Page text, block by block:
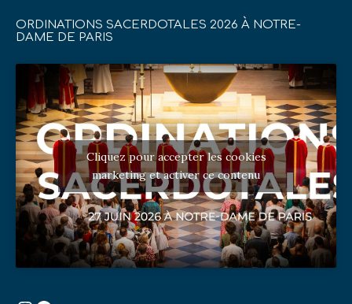
ORDINATIONS SACERDOTALES 2026 À NOTRE-
DAME DE PARIS
Cliquez pour accepter les cookies
marketing et activer ce contenu